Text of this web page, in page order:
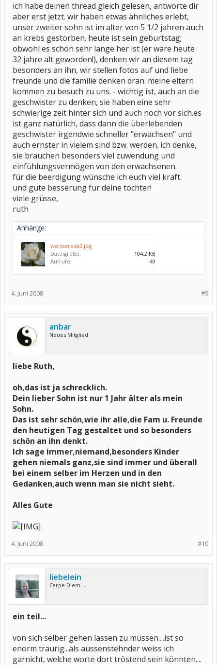
ich habe deinen thread gleich gelesen, antworte dir
aber erst jetzt. wir haben etwas ähnliches erlebt,
unser zweiter sohn ist im alter von 5 1/2 jahren auch
an krebs gestorben. heute ist sein geburtstag;
obwohl es schon sehr lange her ist (er wäre heute
32 jahre alt geworden!), denken wir an diesem tag
besonders an ihn, wir stellen fotos auf und liebe
freunde und die familie denken dran. meine eltern
kommen zu besuch zu uns. - wichtig ist, auch an die
geschwister zu denken, sie haben eine sehr
schwierige zeit hinter sich und auch noch vor sich.es
ist ganz natürlich, dass dann die überlebenden
geschwister irgendwie schneller "erwachsen" und
auch ernster in vielem sind bzw. werden. ich denke,
sie brauchen besonders viel zuwendung und
einfühlungsvermögen von den erwachsenen.
für die beerdigung wünsche ich euch viel kraft.
und gute besserung für deine tochter!
viele grüsse,
ruth
Anhänge:
weisserose2.jpg
Dateigröße:
104,2 KB
Aufrufe:
49
#9
4. Juni 2008
anbar
Neues Mitglied
liebe Ruth,
oh,das ist ja schrecklich.
Dein lieber Sohn ist nur 1 Jahr älter als mein
Sohn.
Das ist sehr schön,wie ihr alle,die Fam u. Freunde
den heutigen Tag gestaltet und so besonders
schön an ihn denkt.
Ich sage immer,niemand,besonders Kinder
gehen niemals ganz,sie sind immer und überall
bei einem selber im Herzen und in den
Gedanken,auch wenn man sie nicht sieht.
Alles Gute
#10
4. Juni 2008
liebelein
Carpe Diem.....
ein teil...
von sich selber gehen lassen zu müssen....ist so
enorm traurig...als aussenstehnder weiss ich
garnicht, welche worte dort tröstend sein könnten....